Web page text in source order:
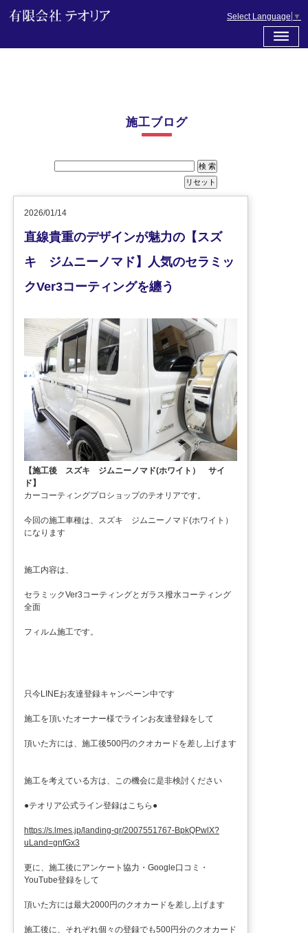
Select Language ▼
施工ブログ
2026/01/14
直線貴重のデザインが魅力の【スズ
キ ジムニーノマド】人気のセラミッ
クVer3コーティングを纏う
【施工後 スズキ ジムニーノマド(ホワイト） サイ
ド】
カーコーティングプロショップのテオリアです。
今回の施工車種は、スズキ ジムニーノマド(ホワイト）
になります
施工内容は、
セラミックVer3コーティングとガラス撥水コーティング
全面
フィルム施工です。
只今LINEお友達登録キャンペーン中です
施工を頂いたオーナー様でラインお友達登録をして
頂いた方には、施工後500円のクオカードを差し上げます
施工を考えている方は、この機会に是非検討ください
●テオリア公式ライン登録はこちら●
https://s.lmes.jp/landing-qr/2007551767-BpkQPwlX?
uLand=gnfGx3
更に、施工後にアンケート協力・Google口コミ・
YouTube登録をして
頂いた方には最大2000円のクオカードを差し上げます
施工後に、それぞれ個々の登録でも500円分のクオカード